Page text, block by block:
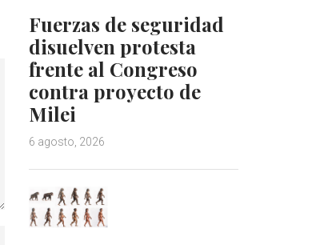
Fuerzas de seguridad
disuelven protesta
frente al Congreso
contra proyecto de
Milei
6 agosto, 2026